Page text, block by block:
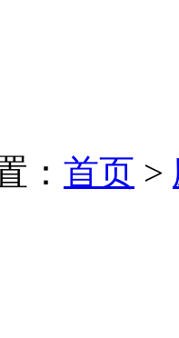
： 首页 >